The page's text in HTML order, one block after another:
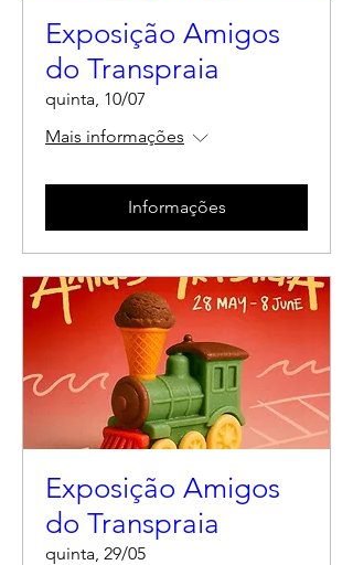
Exposição Amigos
do Transpraia
quinta, 10/07
Mais informações
Informações
Exposição Amigos
do Transpraia
quinta, 29/05